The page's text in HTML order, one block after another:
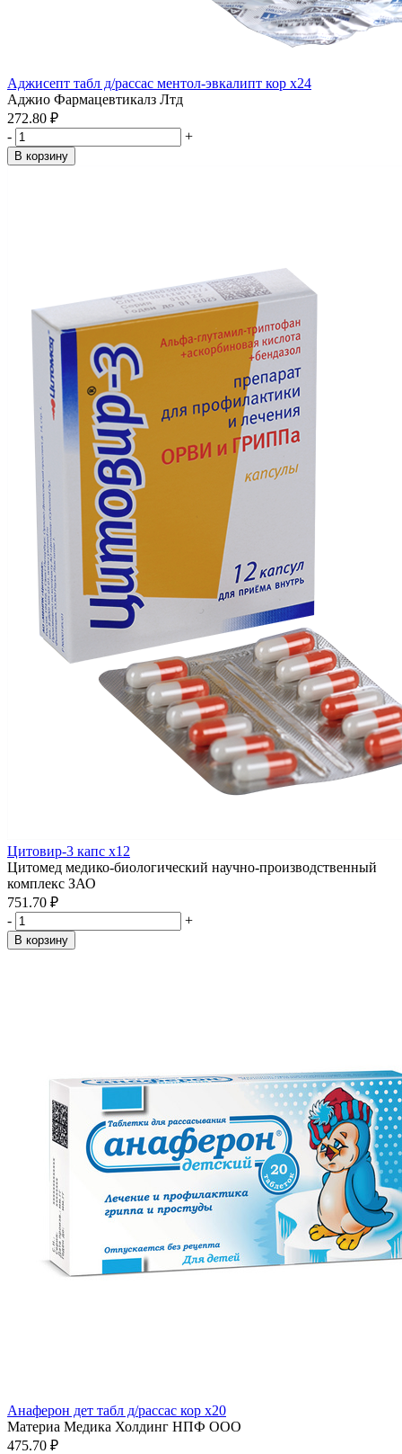
Аджисепт табл д/рассас ментол-эвкалипт кор x24
Аджио Фармацевтикалз Лтд
272.80 ₽
-
+
В корзину
Цитовир-3 капс x12
Цитомед медико-биологический научно-производственный
комплекс ЗАО
751.70 ₽
-
+
В корзину
Анаферон дет табл д/рассас кор x20
Материа Медика Холдинг НПФ ООО
475.70 ₽